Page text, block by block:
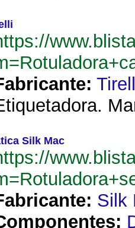
Silk Mac
Silk